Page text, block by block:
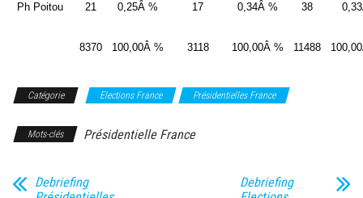
Ph Poitou 21 0,25Â % 17 0,34Â % 38
8370 100,00Â % 3118 100,00Â % 11488
Catégorie Elections France Présidentielles France
Mots-clés Présidentielle France
Debriefing
Debriefing